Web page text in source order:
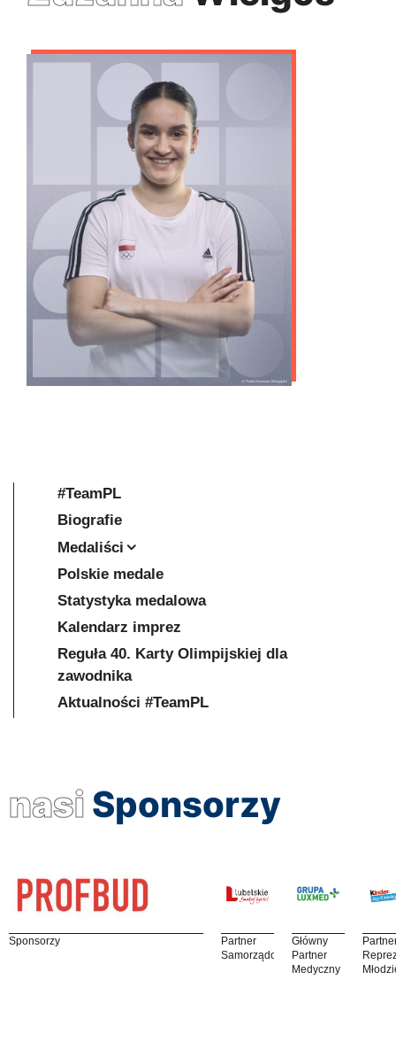
#TeamPL
Biografie
Medaliści
Polskie medale
Statystyka medalowa
Kalendarz imprez
Reguła 40. Karty Olimpijskiej dla
zawodnika
Aktualności #TeamPL
nasi Sponsorzy
Sponsorzy
Partner
Samorządowy
Główny
Partner
Medyczny